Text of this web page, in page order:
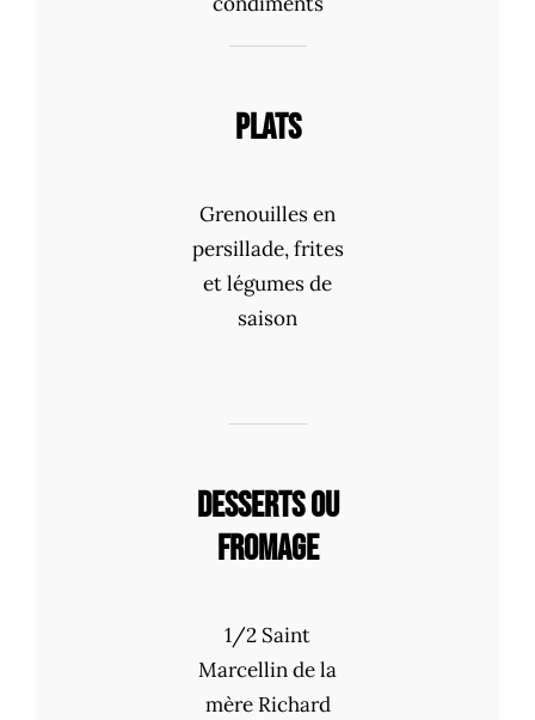
PLATS
Grenouilles en
persillade, frites
et légumes de
saison
DESSERTS OU
FROMAGE
1/2 Saint
Marcellin de la
mère Richard